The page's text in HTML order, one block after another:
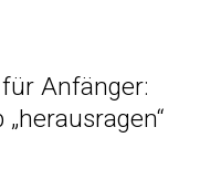
Anfänger: